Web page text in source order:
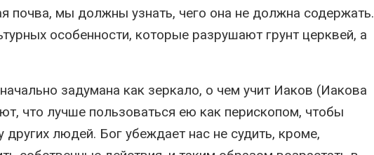
почва, мы должны узнать, чего она не должна содержать.
особенности, которые разрушают грунт церквей, а
задумана как зеркало, о чем учит Иаков (Иакова
что лучше пользоваться ею как перископом, чтобы
людей. Бог убеждает нас не судить, кроме,